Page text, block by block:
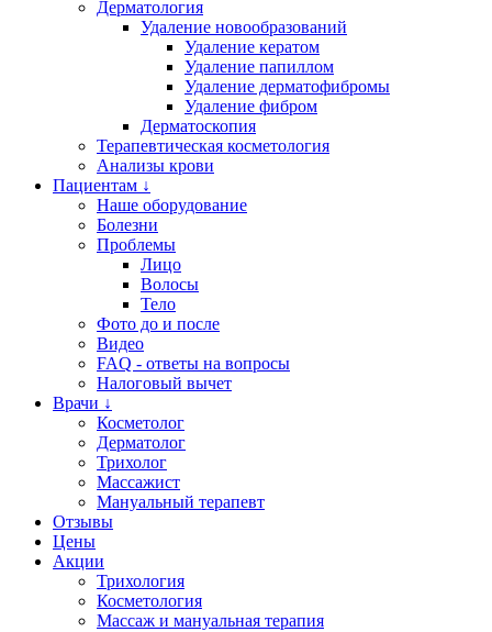
Дерматология
Удаление новообразований
Удаление кератом
Удаление папиллом
Удаление дерматофибромы
Удаление фибром
Дерматоскопия
Терапевтическая косметология
Анализы крови
Пациентам ↓
Наше оборудование
Болезни
Проблемы
Лицо
Волосы
Тело
Фото до и после
Видео
FAQ - ответы на вопросы
Налоговый вычет
Врачи ↓
Косметолог
Дерматолог
Трихолог
Массажист
Мануальный терапевт
Отзывы
Цены
Акции
Трихология
Косметология
Массаж и мануальная терапия